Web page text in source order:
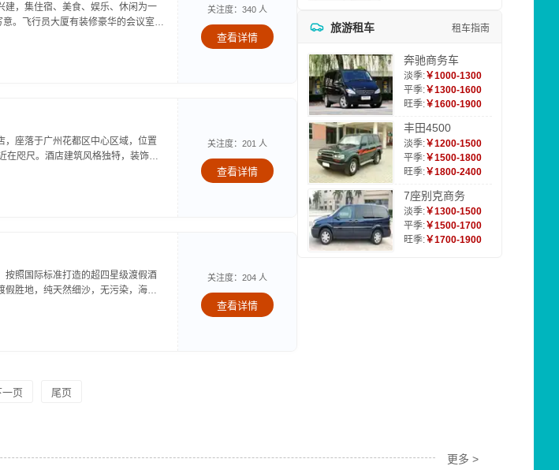
建，集住宿、美食、娱乐、休闲为一
。飞行员大厦有装修豪华的会议室10
关注度：340 人
查看详情
，座落于广州花都区中心区域，位置
在咫尺。酒店建筑风格独特，装饰典
关注度：201 人
查看详情
照国际标准打造的超四星级渡假酒
胜地，纯天然细沙，无污染，海水
关注度：204 人
查看详情
一页 尾页
旅游租车 租车指南
奔驰商务车
淡季:￥1000-1300
平季:￥1300-1600
旺季:￥1600-1900
丰田4500
淡季:￥1200-1500
平季:￥1500-1800
旺季:￥1800-2400
7座别克商务
淡季:￥1300-1500
平季:￥1500-1700
旺季:￥1700-1900
更多 >